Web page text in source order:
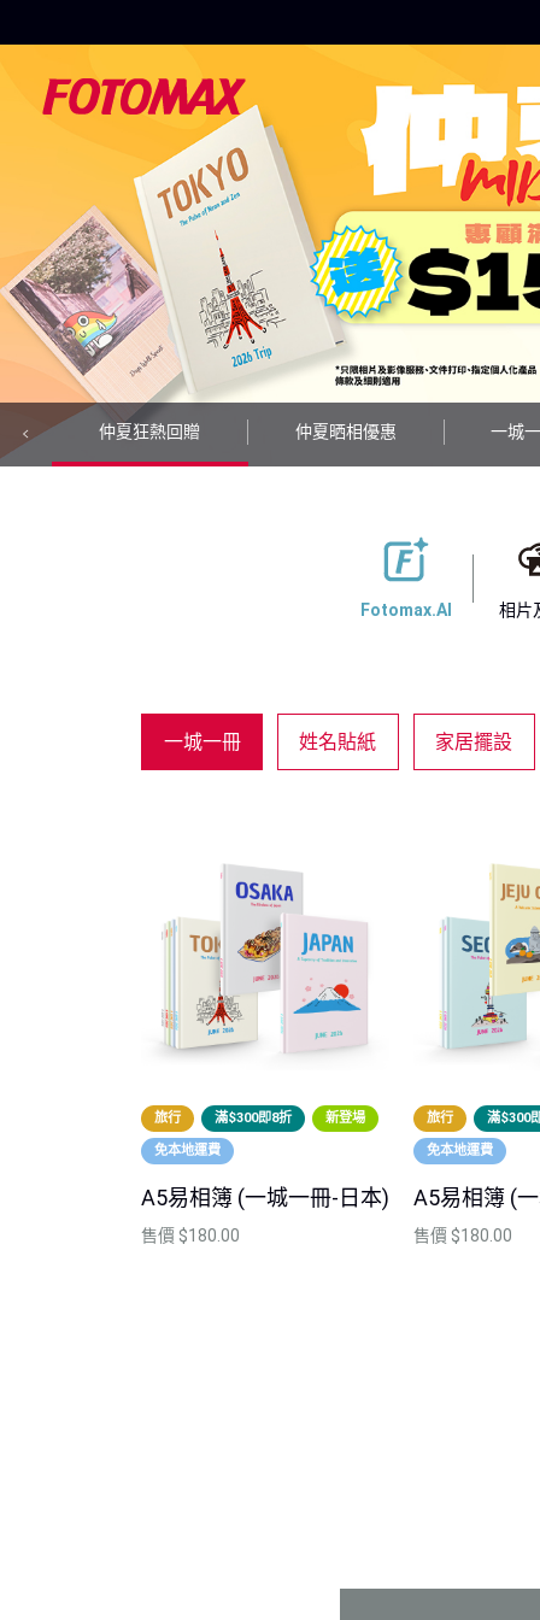
仲夏狂熱回贈 仲夏晒相優惠 一城
Fotomax.AI 相片
一城一冊 姓名貼紙 家居擺設
旅行 滿$300即8折 新登場
免本地運費
A5易相簿 (一城一冊-日本)
售價 $180.00
旅行 滿$300
免本地運費
A5易相簿 (
售價 $180.00